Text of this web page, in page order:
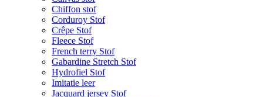
Chiffon stof
Corduroy Stof
Crêpe Stof
Fleece Stof
French terry Stof
Gabardine Stretch Stof
Hydrofiel Stof
Imitatie leer
Jacquard jersey Stof